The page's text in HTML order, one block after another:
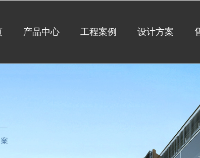
产品中心 工程案例 设计方案